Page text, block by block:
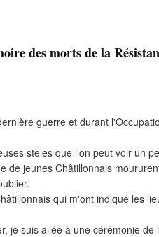
des morts de la
guerre et durant
stèles que l'on peut voir un
de jeunes Châtillonnais
qui m'ont indiqué les
je suis allée à une cérémonie